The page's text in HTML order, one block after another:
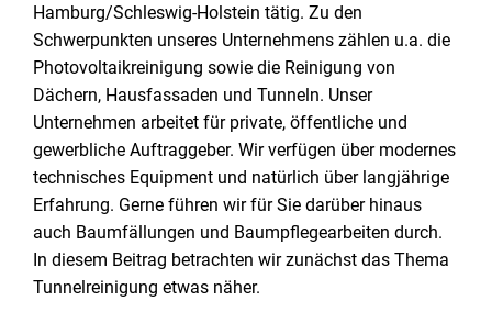
Hamburg/Schleswig-Holstein tätig. Zu den
Schwerpunkten unseres Unternehmens zählen u.a. die
Photovoltaikreinigung sowie die Reinigung von
Dächern, Hausfassaden und Tunneln. Unser
Unternehmen arbeitet für private, öffentliche und
gewerbliche Auftraggeber. Wir verfügen über modernes
technisches Equipment und natürlich über langjährige
Erfahrung. Gerne führen wir für Sie darüber hinaus
auch Baumfällungen und Baumpflegearbeiten durch.
In diesem Beitrag betrachten wir zunächst das Thema
Tunnelreinigung etwas näher.